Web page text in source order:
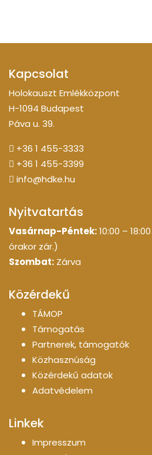
Kapcsolat
Holokauszt Emlékközpont
H-1094 Budapest
Páva u. 39.
+36 1 455-3333
+36 1 455-3399
info@hdke.hu
Nyitvatartás
Vasárnap-Péntek:10:00 –
órakor zár.)
Szombat: Zárva
Közérdekű
TÁMOP
Támogatás
Partnerek, támogatók
Közhasznúság
Közérdekű adatok
Adatvédelem
Linkek
Impresszum